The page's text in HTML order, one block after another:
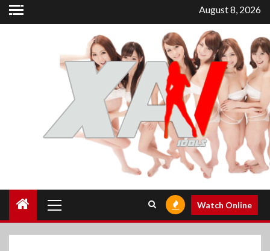
Skip
to
August 8, 2026
Menu
Watch Online